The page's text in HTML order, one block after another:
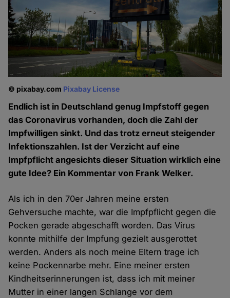
© pixabay.com Pixabay License
Endlich ist in Deutschland genug Impfstoff gegen
das Coronavirus vorhanden, doch die Zahl der
Impfwilligen sinkt. Und das trotz erneut steigender
Infektionszahlen. Ist der Verzicht auf eine
Impfpflicht angesichts dieser Situation wirklich eine
gute Idee? Ein Kommentar von Frank Welker.
Als ich in den 70er Jahren meine ersten
Gehversuche machte, war die Impfpflicht gegen die
Pocken gerade abgeschafft worden. Das Virus
konnte mithilfe der Impfung gezielt ausgerottet
werden. Anders als noch meine Eltern trage ich
keine Pockennarbe mehr. Eine meiner ersten
Kindheitserinnerungen ist, dass ich mit meiner
Mutter in einer langen Schlange vor dem